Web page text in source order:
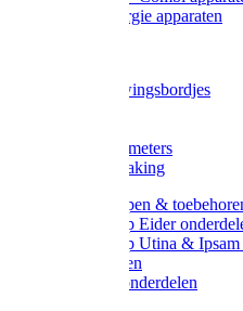
Zonne-energie apparaten
Waarschuwingsbordjes
Wegers en meters
Video bewaking
Weidepompen &
Weidepomp Eider
Weidepomp Utina &
Drinkbakken
Drinkbak onderdelen